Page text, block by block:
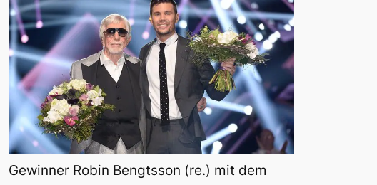
Gewinner Robin Bengtsson (re.) mit dem